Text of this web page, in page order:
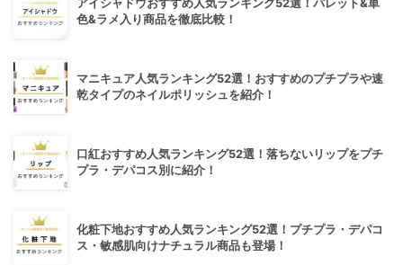
アイシャドウおすすめ人気ランキング52選！パレット&単
色&ラメ入り商品を徹底比較！
マニキュア人気ランキング52選！おすすめのプチプラや速
乾タイプのネイルポリッシュを紹介！
口紅おすすめ人気ランキング52選！落ちないリップをプチ
プラ・デパコス別に紹介！
化粧下地おすすめ人気ランキング52選！プチプラ・デパコ
ス・敏感肌向けナチュラル商品も登場！